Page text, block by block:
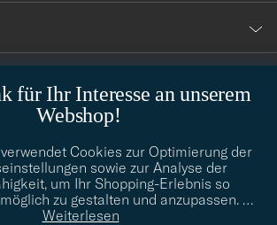
für Ihr Interesse an unserem
Webshop!
Cookies zur Optimierung der
sowie zur Analyse der
um Ihr Shopping-Erlebnis so
zu gestalten und anzupassen. …
Weiterlesen